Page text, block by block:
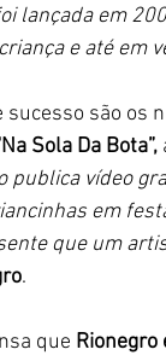
lançada em
e até em
sucesso são os
Sola Da Bota”,
publica vídeo
em
que um
.
que Rionegro